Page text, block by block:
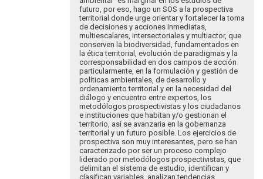
futuro, por eso, hago un SOS a la prospectiva
territorial donde urge orientar y fortalecer la toma
de decisiones y acciones inmediatas,
multiescalares, intersectoriales y multiactor, que
conserven la biodiversidad, fundamentados en
la ética territorial, evolución de paradigmas y la
corresponsabilidad en dos campos de acción
particularmente, en la formulación y gestión de
políticas ambientales, de desarrollo y
ordenamiento territorial y en la necesidad del
diálogo y encuentro entre expertos, los
metodólogos prospectivistas y los ciudadanos
e instituciones que habitan y/o gestionan el
territorio, así se avanzaria en la gobernanza
territorial y un futuro posible. Los ejercicios de
prospectiva son muy interesantes, pero se han
caracterizado por ser un proceso complejo
liderado por metodólogos prospectivistas, que
delimitan el sistema de estudio, identifican y
clasifican variables, analizan tendencias,